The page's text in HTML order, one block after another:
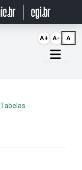
Tabelas
A+ A- A